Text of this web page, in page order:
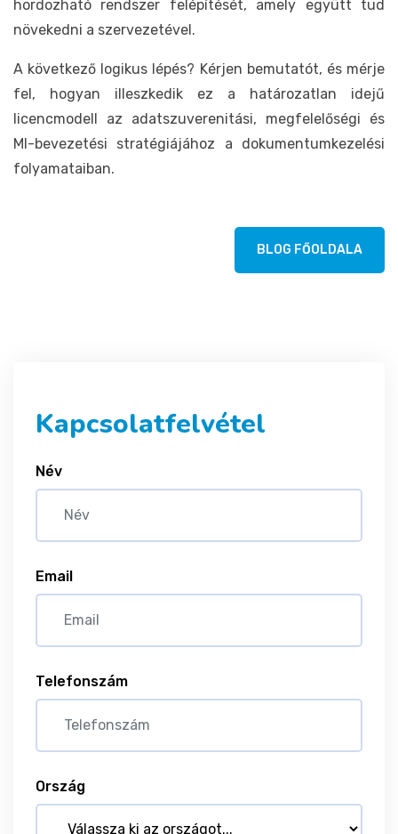
hordozható rendszer felépítését, amely együtt tud
növekedni a szervezetével.
A következő logikus lépés? Kérjen bemutatót, és mérje
fel, hogyan illeszkedik ez a határozatlan idejű
licencmodell az adatszuverenitási, megfelelőségi és
MI-bevezetési stratégiájához a dokumentumkezelési
folyamataiban.
BLOG FŐOLDALA
Kapcsolatfelvétel
Név
Email
Telefonszám
Ország